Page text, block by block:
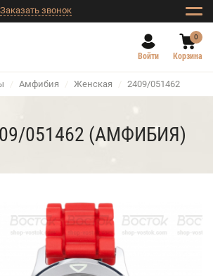
Заказать звонок
Войти
0
Корзина
/ Амфибия / Женская / 2409/051462
051462 (АМФИБИЯ)